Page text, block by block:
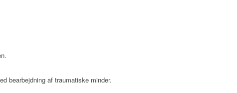
bearbejdning af traumatiske minder.